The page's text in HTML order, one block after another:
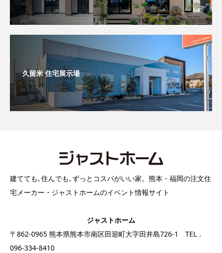
久留米 住宅展示場
建てても､住んでも､ずっとコスパがいい家。熊本・福岡の注文住
宅メーカー・ジャストホームのイベント情報サイト
ジャストホーム
〒862-0965 熊本県熊本市南区田迎町大字田井島726-1 TEL．
096-334-8410